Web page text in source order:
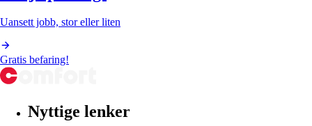
Uansett jobb, stor eller liten
Gratis befaring!
Nyttige lenker